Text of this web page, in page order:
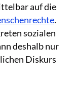
auf die
.
sozialen
deshalb nur
Diskurs